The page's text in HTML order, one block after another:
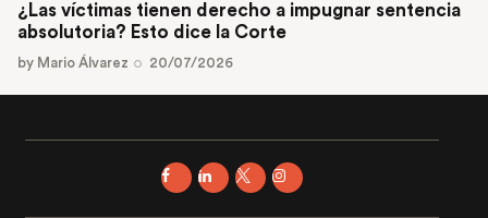
¿Las víctimas tienen derecho a impugnar sentencia
absolutoria? Esto dice la Corte
by Mario Álvarez 20/07/2026